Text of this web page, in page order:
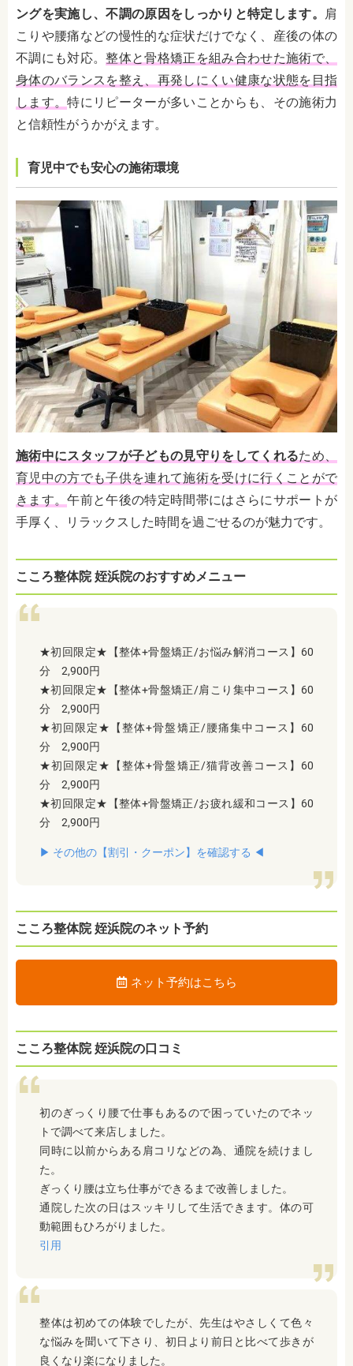
ングを実施し、不調の原因をしっかりと特定します。 肩
こりや腰痛などの慢性的な症状だけでなく、産後の体の
不調にも対応。整体と骨格矯正を組み合わせた施術で、
身体のバランスを整え、再発しにくい健康な状態を目指
します。特にリピーターが多いことからも、その施術力
と信頼性がうかがえます。
育児中でも安心の施術環境
施術中にスタッフが子どもの見守りをしてくれるため、
育児中の方でも子供を連れて施術を受けに行くことがで
きます。午前と午後の特定時間帯にはさらにサポートが
手厚く、リラックスした時間を過ごせるのが魅力です。
こころ整体院 姪浜院のおすすめメニュー
★初回限定★【整体+骨盤矯正/お悩み解消コース】60
分 2,900円
★初回限定★【整体+骨盤矯正/肩こり集中コース】60
分 2,900円
★初回限定★【整体+骨盤矯正/腰痛集中コース】60
分 2,900円
★初回限定★【整体+骨盤矯正/猫背改善コース】60
分 2,900円
★初回限定★【整体+骨盤矯正/お疲れ緩和コース】60
分 2,900円
▶︎ その他の【割引・クーポン】を確認する ◀︎
こころ整体院 姪浜院のネット予約
ネット予約はこちら
こころ整体院 姪浜院の口コミ
初のぎっくり腰で仕事もあるので困っていたのでネッ
トで調べて来店しました。
同時に以前からある肩コリなどの為、通院を続けまし
た。
ぎっくり腰は立ち仕事ができるまで改善しました。
通院した次の日はスッキリして生活できます。体の可
動範囲もひろがりました。
引用
整体は初めての体験でしたが、先生はやさしくて色々
な悩みを聞いて下さり、初日より前日と比べて歩きが
良くなり楽になりました。